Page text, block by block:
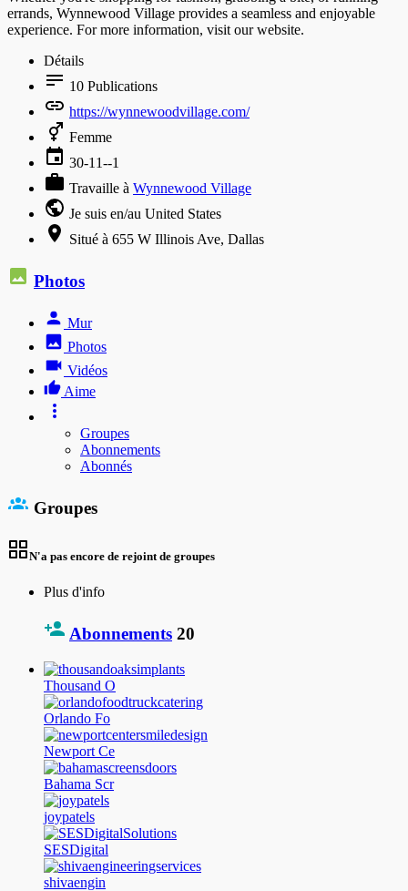
errands, Wynnewood Village provides a seamless and enjoyable
experience. For more information, visit our website.
Détails
10 Publications
https://wynnewoodvillage.com/
Femme
30-11--1
Travaille à Wynnewood Village
Je suis en/au United States
Situé à 655 W Illinois Ave, Dallas
Photos
Mur
Photos
Vidéos
Aime
Groupes
Abonnements
Abonnés
Groupes
N'a pas encore de rejoint de groupes
Plus d'info
Abonnements 20
Thousand O
Orlando Fo
Newport Ce
Bahama Scr
joypatels
SESDigital
shivaengin